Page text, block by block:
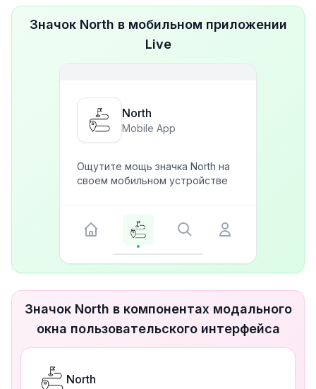
Значок North в мобильном приложении
Live
North
Mobile App
Ощутите мощь значка North на
своем мобильном устройстве
Значок North в компонентах модального
окна пользовательского интерфейса
North